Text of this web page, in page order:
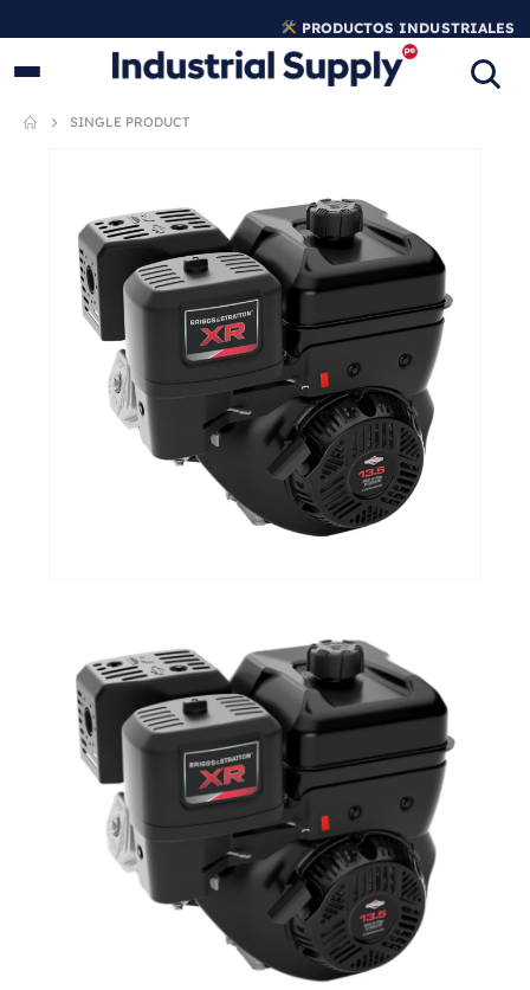
PRODUCTOS INDUSTRIALES
ORIGINALES
SINGLE PRODUCT